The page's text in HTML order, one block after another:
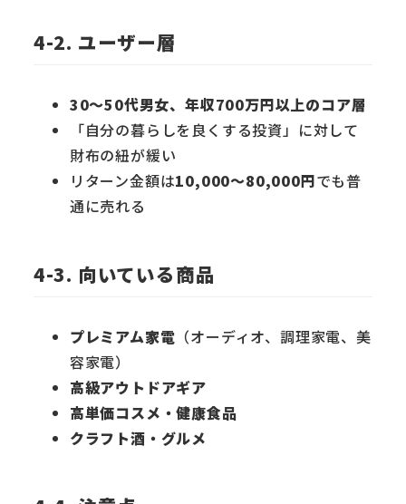
4-2. ユーザー層
30〜50代男女、年収700万円以上のコア層
「自分の暮らしを良くする投資」に対して
財布の紐が緩い
リターン金額は10,000〜80,000円でも普
通に売れる
4-3. 向いている商品
プレミアム家電 （オーディオ、調理家電、美
容家電）
高級アウトドアギア
高単価コスメ・健康食品
クラフト酒・グルメ